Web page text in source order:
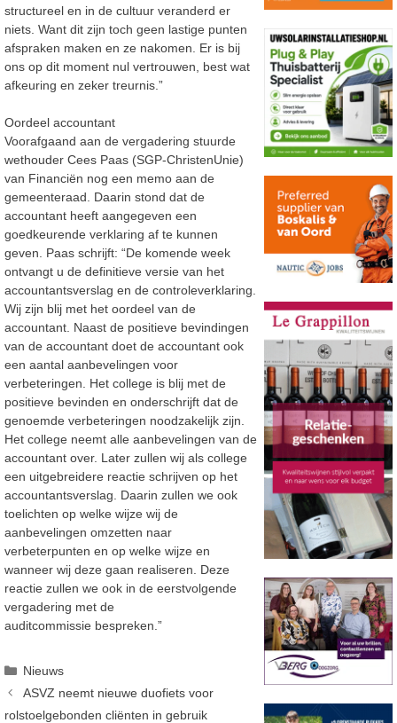
structureel en in de cultuur veranderd er
niets. Want dit zijn toch geen lastige punten
afspraken maken en ze nakomen. Er is bij
ons op dit moment nul vertrouwen, best wat
afkeuring en zeker treurnis.”
Oordeel accountant
Voorafgaand aan de vergadering stuurde
wethouder Cees Paas (SGP-ChristenUnie)
van Financiën nog een memo aan de
gemeenteraad. Daarin stond dat de
accountant heeft aangegeven een
goedkeurende verklaring af te kunnen
geven. Paas schrijft: “De komende week
ontvangt u de definitieve versie van het
accountantsverslag en de controleverklaring.
Wij zijn blij met het oordeel van de
accountant. Naast de positieve bevindingen
van de accountant doet de accountant ook
een aantal aanbevelingen voor
verbeteringen. Het college is blij met de
positieve bevinden en onderschrijft dat de
genoemde verbeteringen noodzakelijk zijn.
Het college neemt alle aanbevelingen van de
accountant over. Later zullen wij als college
een uitgebreidere reactie schrijven op het
accountantsverslag. Daarin zullen we ook
toelichten op welke wijze wij de
aanbevelingen omzetten naar
verbeterpunten en op welke wijze en
wanneer wij deze gaan realiseren. Deze
reactie zullen we ook in de eerstvolgende
vergadering met de
auditcommissie bespreken.”
Categorieën
Nieuws
ASVZ neemt nieuwe duofiets voor
rolstoelgebonden cliënten in gebruik